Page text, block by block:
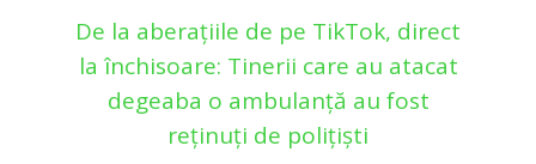
De la aberațiile de pe TikTok, direct
la închisoare: Tinerii care au atacat
degeaba o ambulanță au fost
reținuți de polițiști